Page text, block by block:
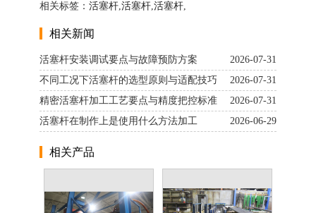
相关标签： 活塞杆,活塞杆,活塞杆,
相关新闻
活塞杆安装调试要点与故障预防方案
2026-07-31
不同工况下活塞杆的选型原则与适配技巧
2026-07-31
精密活塞杆加工工艺要点与精度把控标准
2026-07-31
活塞杆在制作上是使用什么方法加工
2026-06-29
相关产品